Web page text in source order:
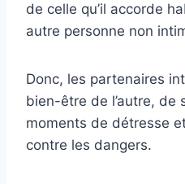
de celle qu’il accorde
autre personne non
Donc, les partenaires
bien-être de l’autre, de
moments de détresse
contre les dangers.